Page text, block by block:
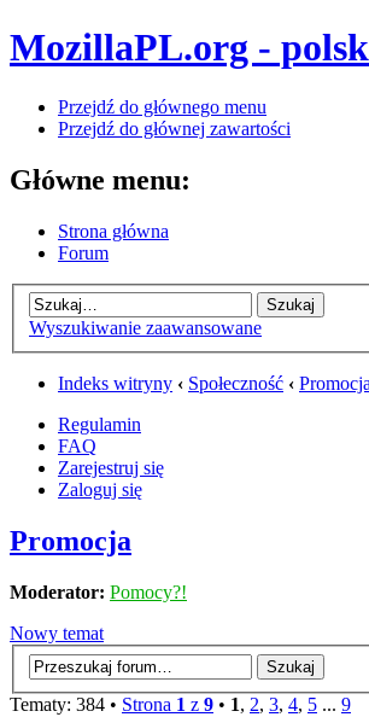
MozillaPL.org -
Przejdź do głównego menu
Przejdź do głównej zawartości
Główne menu:
Strona główna
Forum
Wyszukiwanie zaawansowane
Indeks witryny ‹ Społeczność ‹ Promocja
Regulamin
FAQ
Zarejestruj się
Zaloguj się
Promocja
Moderator: Pomocy?!
Nowy temat
Tematy: 384 • Strona 1 z 9 • 1, 2, 3, 4, 5 ... 9